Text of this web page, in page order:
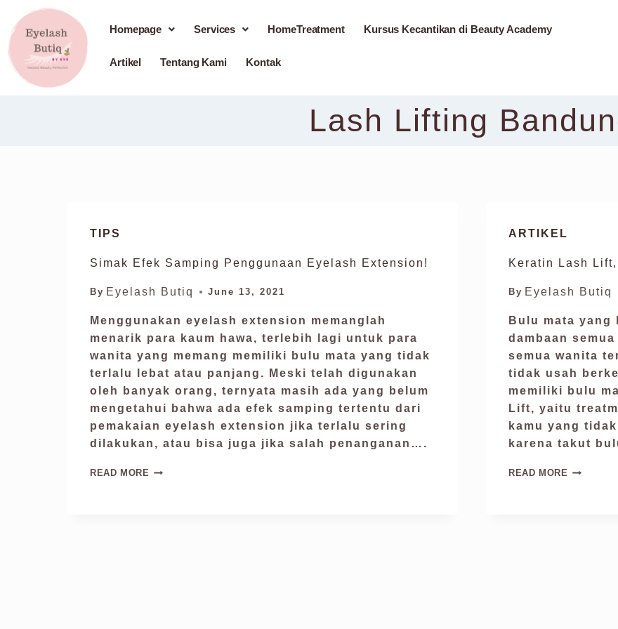
Homepage Services HomeTreatment Kursus Kecantikan di Beauty Academy
Artikel Tentang Kami Kontak
Lash Lifting
TIPS
Simak Efek Samping Penggunaan Eyelash Extension!
By Eyelash Butiq June 13, 2021
Menggunakan eyelash extension memanglah
menarik para kaum hawa, terlebih lagi untuk para
wanita yang memang memiliki bulu mata yang tidak
terlalu lebat atau panjang. Meski telah digunakan
oleh banyak orang, ternyata masih ada yang belum
mengetahui bahwa ada efek samping tertentu dari
pemakaian eyelash extension jika terlalu sering
dilakukan, atau bisa juga jika salah penanganan….
READ MORE
ARTIKEL
Keratin Lash
By Eyelash Butiq
Bulu mata yang
dambaan
semua wanita
tidak usah
memiliki bulu
Lift, yaitu
kamu yang
karena takut
READ MORE